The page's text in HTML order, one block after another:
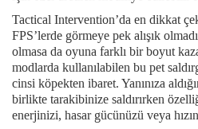
Tactical Intervention’da en dikkat
FPS’lerde görmeye pek alışık
olmasa da oyuna farklı bir boyut
modlarda kullanılabilen bu pet
cinsi köpekten ibaret. Yanınıza
birlikte tarakibinize saldırırken
enerjinizi, hasar gücünüzü veya